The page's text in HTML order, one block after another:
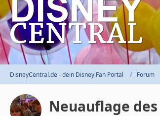
DisneyCentral.de - dein Disney Fan Portal Forum
Neuauflage